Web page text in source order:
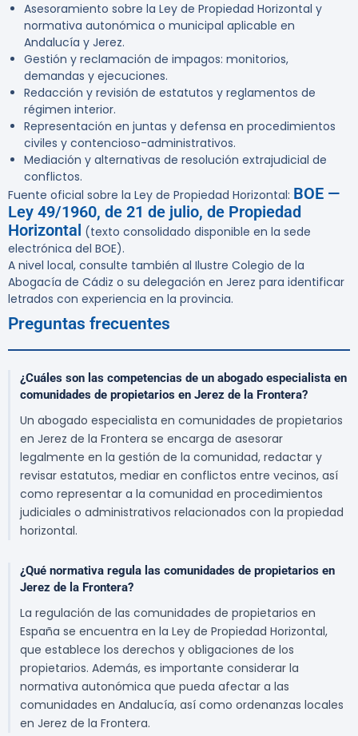
Asesoramiento sobre la Ley de Propiedad Horizontal y
normativa autonómica o municipal aplicable en
Andalucía y Jerez.
Gestión y reclamación de impagos: monitorios,
demandas y ejecuciones.
Redacción y revisión de estatutos y reglamentos de
régimen interior.
Representación en juntas y defensa en procedimientos
civiles y contencioso-administrativos.
Mediación y alternativas de resolución extrajudicial de
conflictos.
Fuente oficial sobre la Ley de Propiedad Horizontal: BOE —
Ley 49/1960, de 21 de julio, de Propiedad
Horizontal (texto consolidado disponible en la sede
electrónica del BOE).
A nivel local, consulte también al Ilustre Colegio de la
Abogacía de Cádiz o su delegación en Jerez para identificar
letrados con experiencia en la provincia.
Preguntas frecuentes
¿Cuáles son las competencias de un abogado especialista en
comunidades de propietarios en Jerez de la Frontera?
Un abogado especialista en comunidades de propietarios
en Jerez de la Frontera se encarga de asesorar
legalmente en la gestión de la comunidad, redactar y
revisar estatutos, mediar en conflictos entre vecinos, así
como representar a la comunidad en procedimientos
judiciales o administrativos relacionados con la propiedad
horizontal.
¿Qué normativa regula las comunidades de propietarios en
Jerez de la Frontera?
La regulación de las comunidades de propietarios en
España se encuentra en la Ley de Propiedad Horizontal,
que establece los derechos y obligaciones de los
propietarios. Además, es importante considerar la
normativa autonómica que pueda afectar a las
comunidades en Andalucía, así como ordenanzas locales
en Jerez de la Frontera.